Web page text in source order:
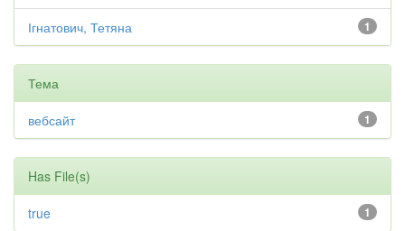
1
Ігнатович, Тетяна
Тема
1
вебсайт
Has File(s)
1
true